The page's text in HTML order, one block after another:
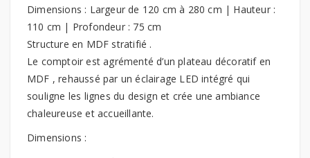
Dimensions : Largeur de 120 cm à 280 cm | Hauteur :
110 cm | Profondeur : 75 cm
Structure en MDF stratifié .
Le comptoir est agrémenté d’un plateau décoratif en
MDF , rehaussé par un éclairage LED intégré qui
souligne les lignes du design et crée une ambiance
chaleureuse et accueillante.
Dimensions :